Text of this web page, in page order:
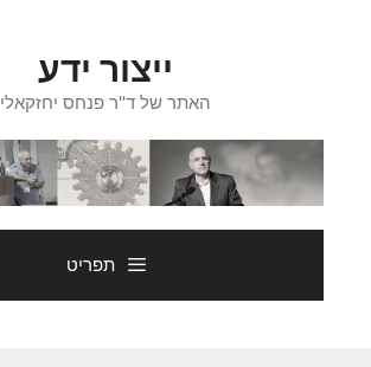
ייצור ידע
האתר של ד"ר פנחס יחזקאלי
תפריט